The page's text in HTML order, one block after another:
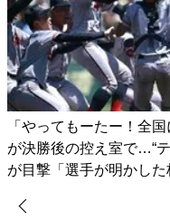
「やってもーたー！全
が決勝後の控え室で…“
が目撃「選手が明かした